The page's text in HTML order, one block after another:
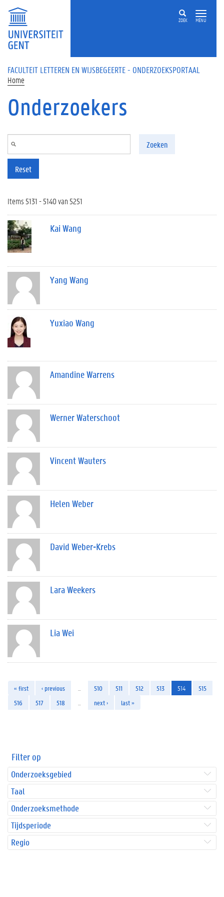
Overslaan en naar de inhoud gaan
ZOEK MENU
FACULTEIT LETTEREN EN WIJSBEGEERTE - ONDERZOEKSPORTAAL
Home
Onderzoekers
Zoeken
Reset
Items 5131 - 5140 van 5251
Kai Wang
Yang Wang
Yuxiao Wang
Amandine Warrens
Werner Waterschoot
Vincent Wauters
Helen Weber
David Weber-Krebs
Lara Weekers
Lia Wei
« first ‹ previous 510 511 512 513 514
515
516
517 518 next › last »
Filter op
Onderzoeksgebied
Taal
Onderzoeksmethode
Tijdsperiode
Regio